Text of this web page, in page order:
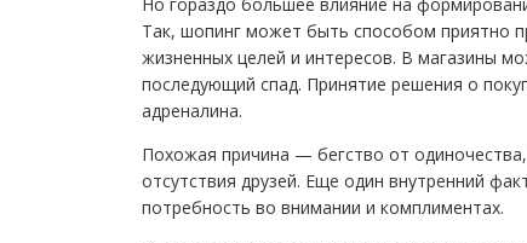
Так, шопинг может быть способом приятно
жизненных целей и интересов. В магазины
последующий спад. Принятие решения о
адреналина.
Похожая причина — бегство от
отсутствия друзей. Еще один внутренний
потребность во внимании и комплиментах.